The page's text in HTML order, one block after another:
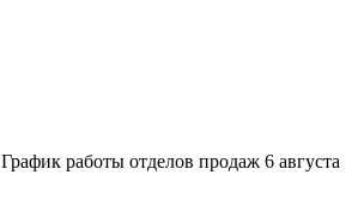
График работы отделов продаж 6 августа